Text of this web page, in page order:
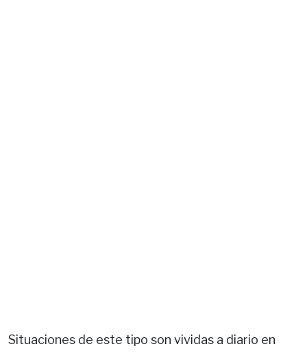
Situaciones de este tipo son vividas a diario en